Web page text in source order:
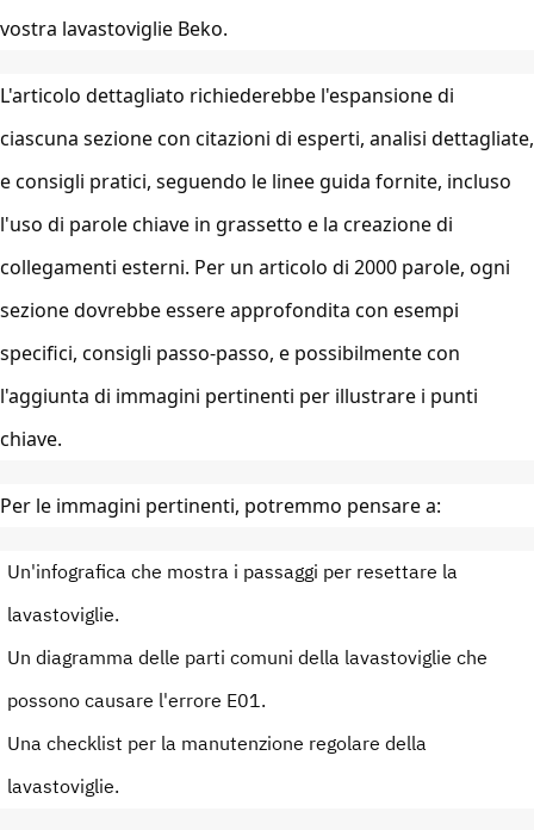
vostra lavastoviglie Beko.
L'articolo dettagliato richiederebbe l'espansione di
ciascuna sezione con citazioni di esperti, analisi dettagliate,
e consigli pratici, seguendo le linee guida fornite, incluso
l'uso di parole chiave in grassetto e la creazione di
collegamenti esterni. Per un articolo di 2000 parole, ogni
sezione dovrebbe essere approfondita con esempi
specifici, consigli passo-passo, e possibilmente con
l'aggiunta di immagini pertinenti per illustrare i punti
chiave.
Per le immagini pertinenti, potremmo pensare a:
Un'infografica che mostra i passaggi per resettare la
lavastoviglie.
Un diagramma delle parti comuni della lavastoviglie che
possono causare l'errore E01.
Una checklist per la manutenzione regolare della
lavastoviglie.